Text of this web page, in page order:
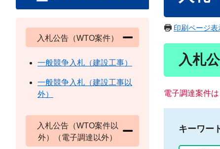
印刷ページ表
入札
電子調達案件は
キーワー
入札公告（WTO案件）
一般競争入札（建設工事）
一般競争入札（建設工事以
外）
入札公告（WTO案件以
外）（電子調達以外）